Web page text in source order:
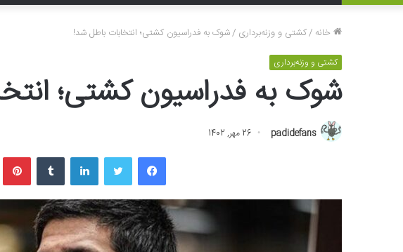
خانه /کشتی و وزنه‌برداری /شوک به فدراسیون کشتی؛ انتخابات باطل شد!
کشتی و وزنه‌برداری
شوک به فدراسیون کشتی؛
padidefans 26 مهر, 1402
فیسبوک لینکداین